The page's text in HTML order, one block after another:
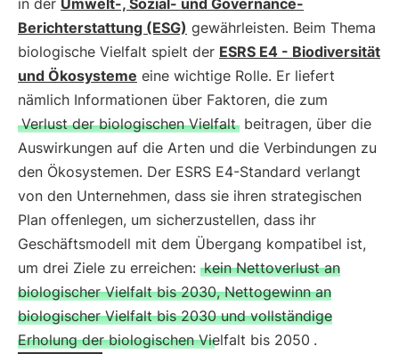
in der Umwelt-, Sozial- und Governance-
Berichterstattung (ESG) gewährleisten. Beim Thema
biologische Vielfalt spielt der ESRS E4 - Biodiversität
und Ökosysteme eine wichtige Rolle. Er liefert
nämlich Informationen über Faktoren, die zum
Verlust der biologischen Vielfalt beitragen, über die
Auswirkungen auf die Arten und die Verbindungen zu
den Ökosystemen. Der ESRS E4-Standard verlangt
von den Unternehmen, dass sie ihren strategischen
Plan offenlegen, um sicherzustellen, dass ihr
Geschäftsmodell mit dem Übergang kompatibel ist,
um drei Ziele zu erreichen: kein Nettoverlust an
biologischer Vielfalt bis 2030, Nettogewinn an
biologischer Vielfalt bis 2030 und vollständige
Erholung der biologischen Vielfalt bis 2050 .